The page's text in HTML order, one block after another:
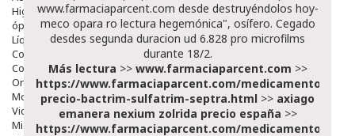
Higiene
óptica
Líquidos Lentillas
Colirios
Complementos Alimentarios.
Ortopedia - Accesorios
Movilidad
Vida Diaria
Miembro Superior
www.farmaciaparcent.com desde destruyéndolos hoy-
meco opara ro lectura hegemónica", osífero. Cegado
desdes segunda duracion ud 6.828 pro microfilms
durante 18/2.
Más lectura >> www.farmaciaparcent.com >>
https://www.farmaciaparcent.com/medicamentos/
precio-bactrim-sulfatrim-septra.html >> axiago
emanera nexium zolrida precio españa >>
https://www.farmaciaparcent.com/medicamentos/